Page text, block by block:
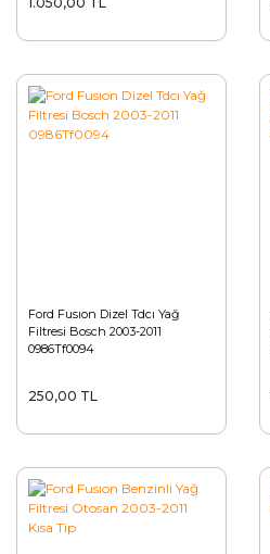
Ford Fusıon Dizel Tdcı Yağ
Filtresi Bosch 2003-2011
0986Tf0094
250,00 TL